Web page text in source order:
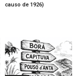
causo de 1926)